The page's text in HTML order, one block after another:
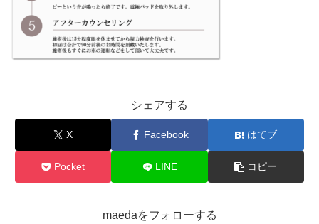
シェアする
X Facebook はてブ
Pocket LINE コピー
maedaをフォローする